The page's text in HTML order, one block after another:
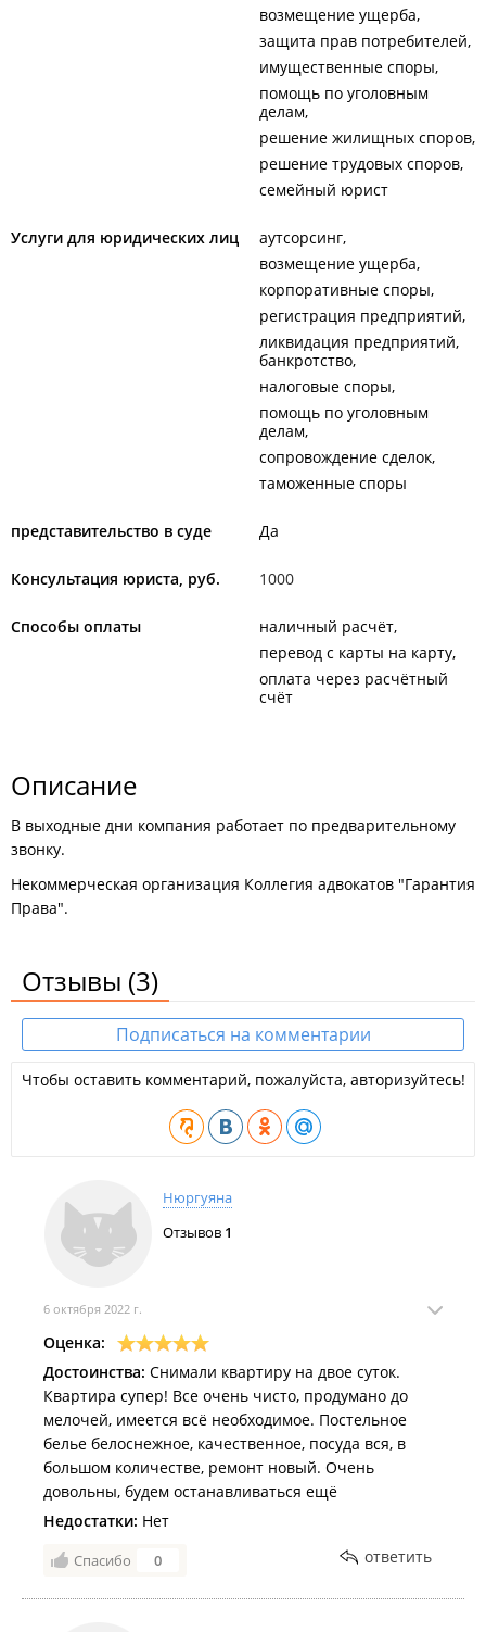
возмещение ущерба
защита прав потребителей
имущественные споры
помощь по уголовным
делам
решение жилищных споров
решение трудовых споров
семейный юрист
Услуги для юридических лиц
аутсорсинг
возмещение ущерба
корпоративные споры
регистрация предприятий
ликвидация предприятий,
банкротство
налоговые споры
помощь по уголовным
делам
сопровождение сделок
таможенные споры
представительство в суде Да
Консультация юриста, руб. 1000
Способы оплаты
наличный расчёт
перевод с карты на карту
оплата через расчётный
счёт
Описание
В выходные дни компания работает по предварительному
звонку.
Некоммерческая организация Коллегия адвокатов "Гарантия
Права".
Отзывы (3)
Подписаться на комментарии
Чтобы оставить комментарий, пожалуйста, авторизуйтесь!
Нюргуяна
Отзывов 1
6 октября 2022 г.
Оценка:
Достоинства: Снимали квартиру на двое суток.
Квартира супер! Все очень чисто, продумано до
мелочей, имеется всё необходимое. Постельное
белье белоснежное, качественное, посуда вся, в
большом количестве, ремонт новый. Очень
довольны, будем останавливаться ещё
Недостатки: Нет
Спасибо 0 ответить